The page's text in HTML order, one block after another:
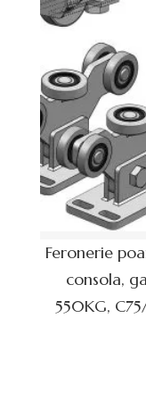
Feronerie
consola,
550KG,